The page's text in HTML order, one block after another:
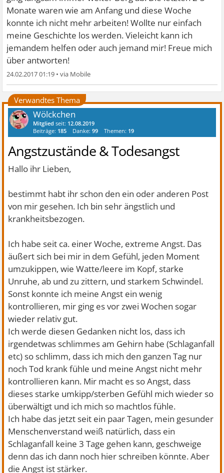
Monate waren wie am Anfang und diese Woche
konnte ich nicht mehr arbeiten! Wollte nur einfach
meine Geschichte los werden. Vieleicht kann ich
jemandem helfen oder auch jemand mir! Freue mich
über antworten!
24.02.2017 01:19 •
Verwandtes Thema
Wölckchen
Mitglied seit: 12.08.2019
Beiträge: 185 Danke:99 Themen: 19
Angstzustände & Todesangst
Hallo ihr Lieben,
bestimmt habt ihr schon den ein oder anderen Post
von mir gesehen. Ich bin sehr ängstlich und
krankheitsbezogen.
Ich habe seit ca. einer Woche, extreme Angst. Das
äußert sich bei mir in dem Gefühl, jeden Moment
umzukippen, wie Watte/leere im Kopf, starke
Unruhe, ab und zu zittern, und starkem Schwindel.
Sonst konnte ich meine Angst ein wenig
kontrollieren, mir ging es vor zwei Wochen sogar
wieder relativ gut.
Ich werde diesen Gedanken nicht los, dass ich
irgendetwas schlimmes am Gehirn habe (Schlaganfall
etc) so schlimm, dass ich mich den ganzen Tag nur
noch Tod krank fühle und meine Angst nicht mehr
kontrollieren kann. Mir macht es so Angst, dass
dieses starke umkipp/sterben Gefühl mich wieder so
überwältigt und ich mich so machtlos fühle.
Ich habe das jetzt seit ein paar Tagen, mein gesunder
Menschenverstand weiß natürlich, dass ein
Schlaganfall keine 3 Tage gehen kann, geschweige
denn das ich dann noch hier schreiben könnte. Aber
die Angst ist stärker.